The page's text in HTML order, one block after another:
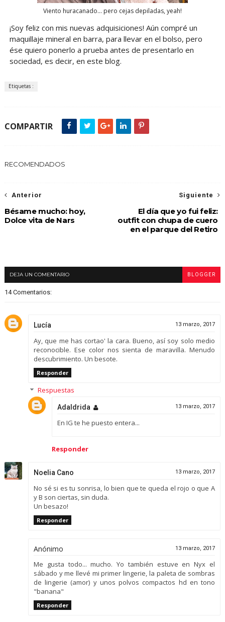
Viento huracanado... pero cejas depiladas, yeah!
¡Soy feliz con mis nuevas adquisiciones! Aún compré un
maquillaje mineral en barra, para llevar en el bolso, pero
ése quiero ponerlo a prueba antes de presentarlo en
sociedad, es decir, en este blog.
Etiquetas :
COMPARTIR
RECOMENDADOS
Siguiente
El día que yo fui feliz:
outfit con chupa de cuero
en el parque del Retiro
Anterior
Bésame mucho: hoy,
Dolce vita de Nars
DEJA UN COMENTARIO BLOGGER
14 Comentarios:
Lucía 13 marzo, 2017
Ay, que me has cortao' la cara. Bueno, así soy solo medio
reconocible. Ese color nos sienta de maravilla. Menudo
descubrimiento. Un besote.
Responder
Respuestas
Adaldrida 13 marzo, 2017
En IG te he puesto entera...
Responder
Noelia Cano 13 marzo, 2017
No sé si es tu sonrisa, lo bien que te queda el rojo o que A
y B son ciertas, sin duda.
Un besazo!
Responder
Anónimo 13 marzo, 2017
Me gusta todo... mucho. Yo también estuve en Nyx el
sábado y me llevé mi primer lingerie, la paleta de sombras
de lingerie (amor) y unos polvos compactos hd en tono
"banana"
Responder